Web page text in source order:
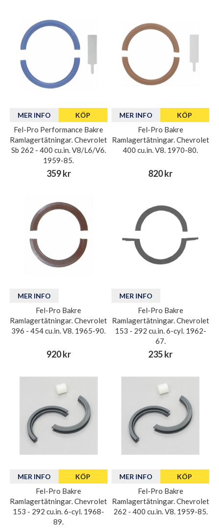
MER INFO KÖP
Fel-Pro Performance Bakre
Ramlagertätningar. Chevrolet
Sb 262 - 400 cu.in. V8/L6/V6.
1959-85.
359 kr
MER INFO KÖP
Fel-Pro Bakre
Ramlagertätningar. Chevrolet
400 cu.in. V8. 1970-80.
820 kr
MER INFO
Fel-Pro Bakre
Ramlagertätningar. Chevrolet
396 - 454 cu.in. V8. 1965-90.
920 kr
MER INFO
Fel-Pro Bakre
Ramlagertätningar. Chevrolet
153 - 292 cu.in. 6-cyl. 1962-
67.
235 kr
MER INFO KÖP
Fel-Pro Bakre
Ramlagertätningar. Chevrolet
153 - 292 cu.in. 6-cyl. 1968-
89.
MER INFO KÖP
Fel-Pro Bakre
Ramlagertätningar. Chevrolet
262 - 400 cu.in. V8. 1959-85.